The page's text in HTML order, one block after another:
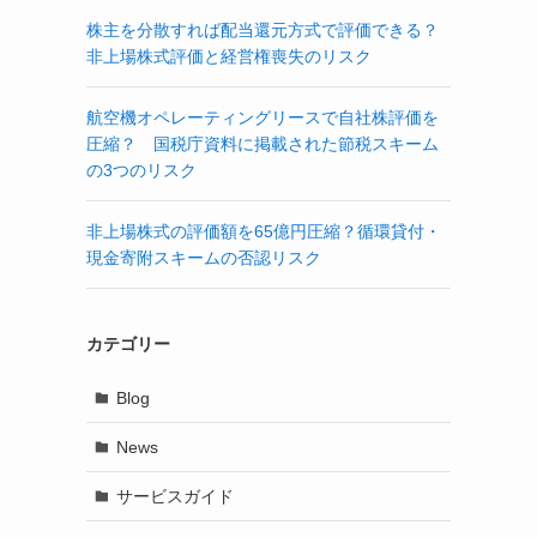
株主を分散すれば配当還元方式で評価できる？
非上場株式評価と経営権喪失のリスク
航空機オペレーティングリースで自社株評価を
圧縮？ 国税庁資料に掲載された節税スキーム
の3つのリスク
非上場株式の評価額を65億円圧縮？循環貸付・
現金寄附スキームの否認リスク
カテゴリー
Blog
News
サービスガイド